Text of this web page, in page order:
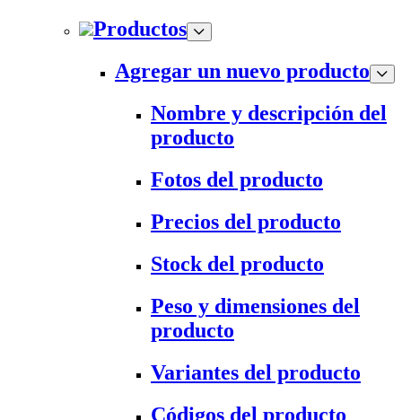
Productos
Agregar un nuevo producto
Nombre y descripción del
producto
Fotos del producto
Precios del producto
Stock del producto
Peso y dimensiones del
producto
Variantes del producto
Códigos del producto